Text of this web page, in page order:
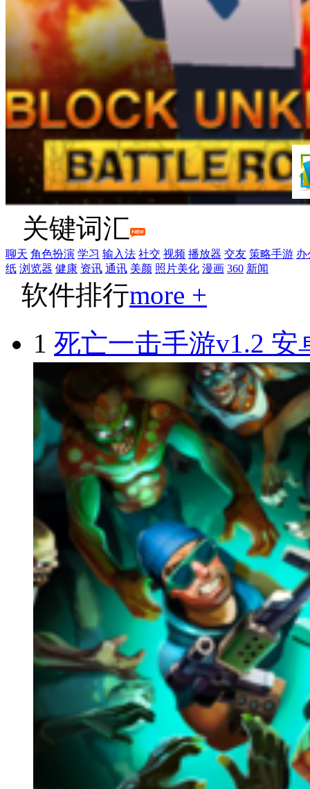
关键词汇
聊天 角色扮演 学习 输入法 社交 视频 播放器 交友 策略手游 办
纸 浏览器 健康 资讯 通讯 美颜 照片美化 漫画 360 新闻
软件排行more +
1 死亡一击手游v1.2 安